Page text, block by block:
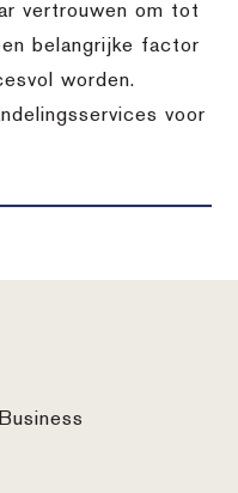
vertrouwen om tot
belangrijke factor
worden.
voor